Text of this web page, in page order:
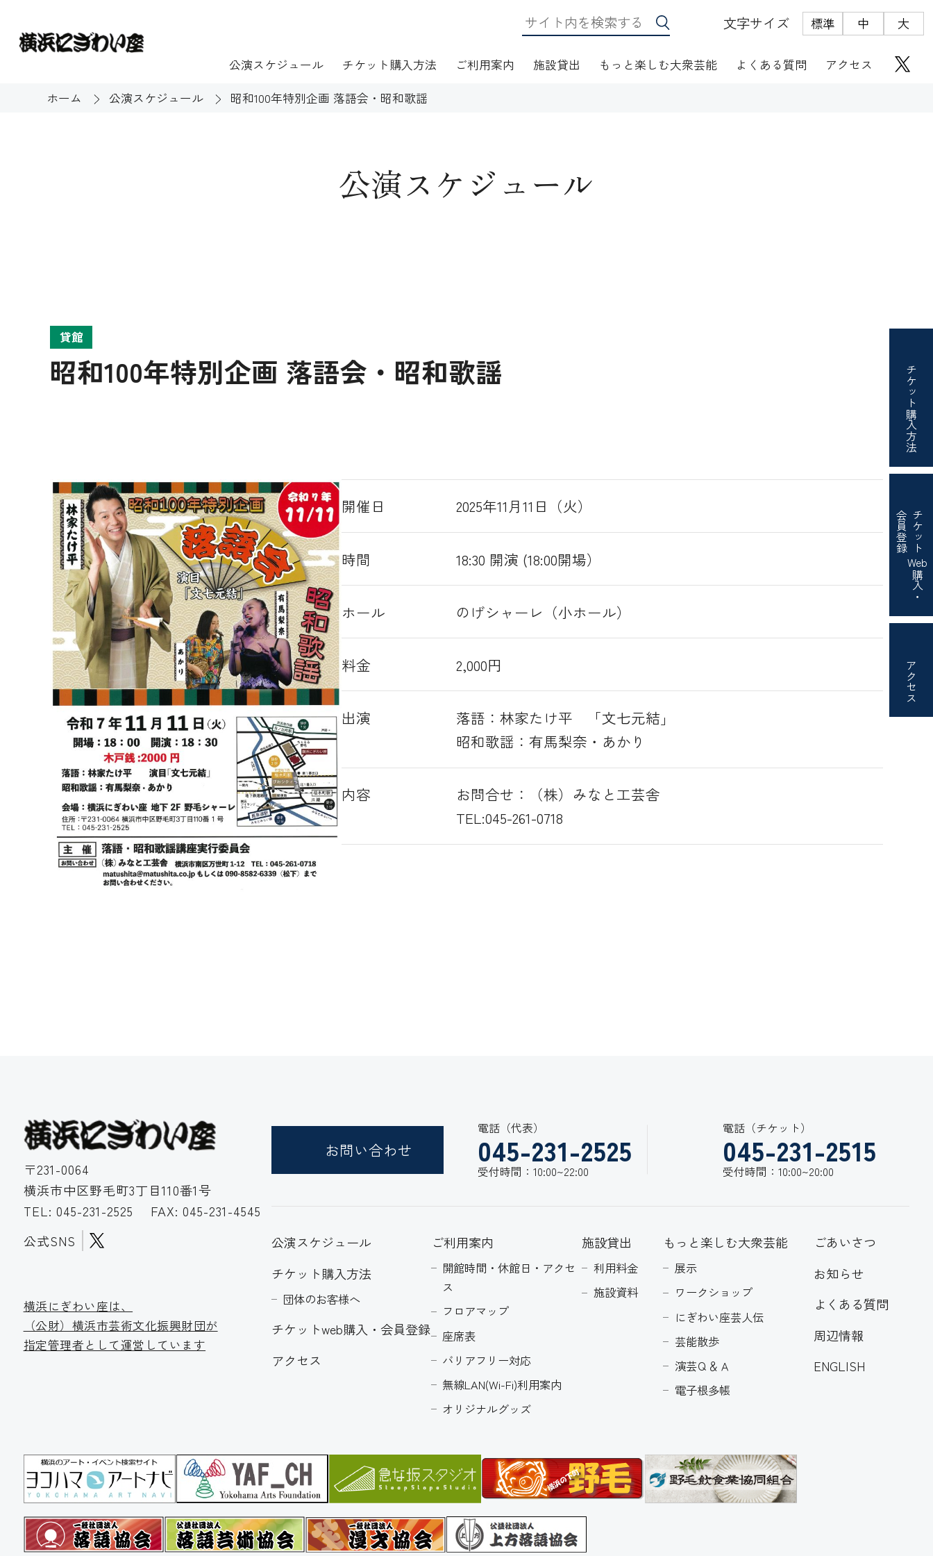
文字サイズ 標準 中 大
公演スケジュール チケット購入方法 ご利用案内
開館時間・休館日・アクセス フロアマップ
施設貸出
施設資料
もっと楽しむ大衆芸能
ワークショップ
よくある質問 アクセス
チケット
購入方法
チケット
Web
購入・
会員登録
アクセス
ホーム 公演スケジュール 昭和100年特別企画 落語会・昭和歌謡
公演スケジュール
貸館
昭和100年特別企画 落語会・昭和歌謡
開催日 2025年11月11日（火）
時間 18:30 開演 (18:00開場）
ホール のげシャーレ（小ホール）
料金 2,000円
出演
落語：林家たけ平 「文七元結」
昭和歌謡：有馬梨奈・あかり
内容
お問合せ：（株）みなと工芸舎
TEL:045-261-0718
〒231-0064
横浜市中区野毛町3丁目110番1号
TEL: 045-231-2525
FAX: 045-231-4545
公式SNS
お問い合わせ
電話（代表）
045-231-2525
受付時間：10:00~22:00
電話（チケット）
045-231-2515
受付時間：10:00~20:00
横浜にぎわい座は、
（公財）横浜市芸術文化振興財団が
指定管理者として運営しています
公演スケジュール
チケット購入方法
団体のお客様へ
チケットweb購入・会員登録
アクセス
ご利用案内
開館時間・休館日・アクセ
ス
フロアマップ
座席表
バリアフリー対応
無線LAN(Wi-Fi)利用案内
オリジナルグッズ
施設貸出
利用料金
施設資料
もっと楽しむ大衆芸能
展示
ワークショップ
にぎわい座芸人伝
芸能散歩
演芸Ｑ＆Ａ
電子根多帳
ごあいさつ
お知らせ
よくある質問
周辺情報
ENGLISH